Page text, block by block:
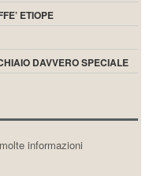
ETIOPE
DAVVERO SPECIALE
informazioni